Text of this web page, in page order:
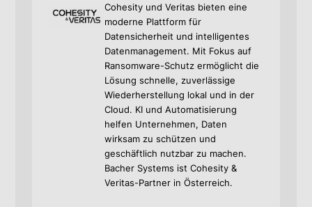
Cohesity und Veritas bieten eine
moderne Plattform für
Datensicherheit und intelligentes
Datenmanagement. Mit Fokus auf
Ransomware-Schutz ermöglicht die
Lösung schnelle, zuverlässige
Wiederherstellung lokal und in der
Cloud. KI und Automatisierung
helfen Unternehmen, Daten
wirksam zu schützen und
geschäftlich nutzbar zu machen.
Bacher Systems ist Cohesity &
Veritas-Partner in Österreich.